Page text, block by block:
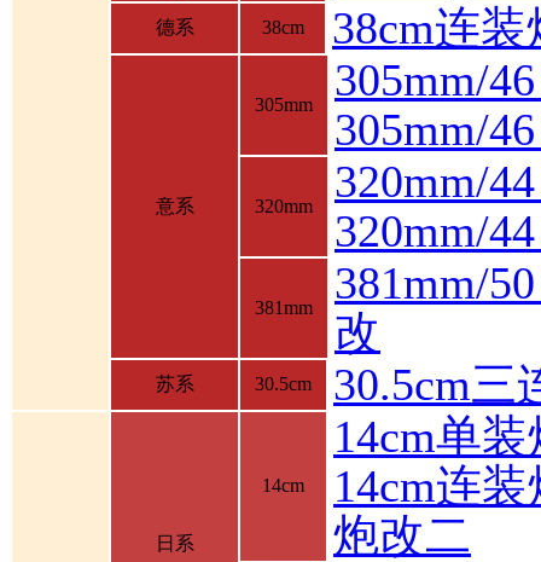
德系
38cm 38cm连装
意系
305mm
305mm/
305mm/
320mm
320mm/
320mm/
381mm
381mm/
改
苏系 30.5cm 30.5cm三
日系
14cm
14cm单装
14cm连装
炮改二